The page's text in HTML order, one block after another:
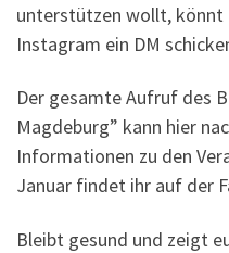
unterstützen wollt, könnt
Instagram ein DM
Der gesamte Aufruf des
Magdeburg” kann hier
Informationen zu den
Januar findet ihr auf der
Bleibt gesund und zeigt